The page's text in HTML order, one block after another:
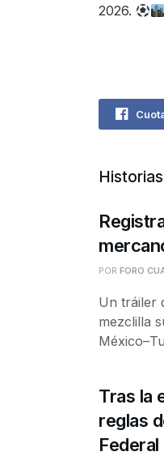
2026.
POR FORO
Un tráiler
mezclilla
Tras la
reglas
Federal